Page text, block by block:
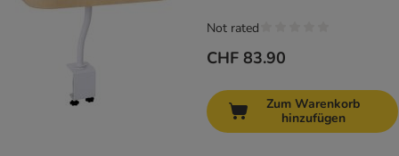
CHF 83.90
Not rated
Zum Warenkorb
hinzufügen